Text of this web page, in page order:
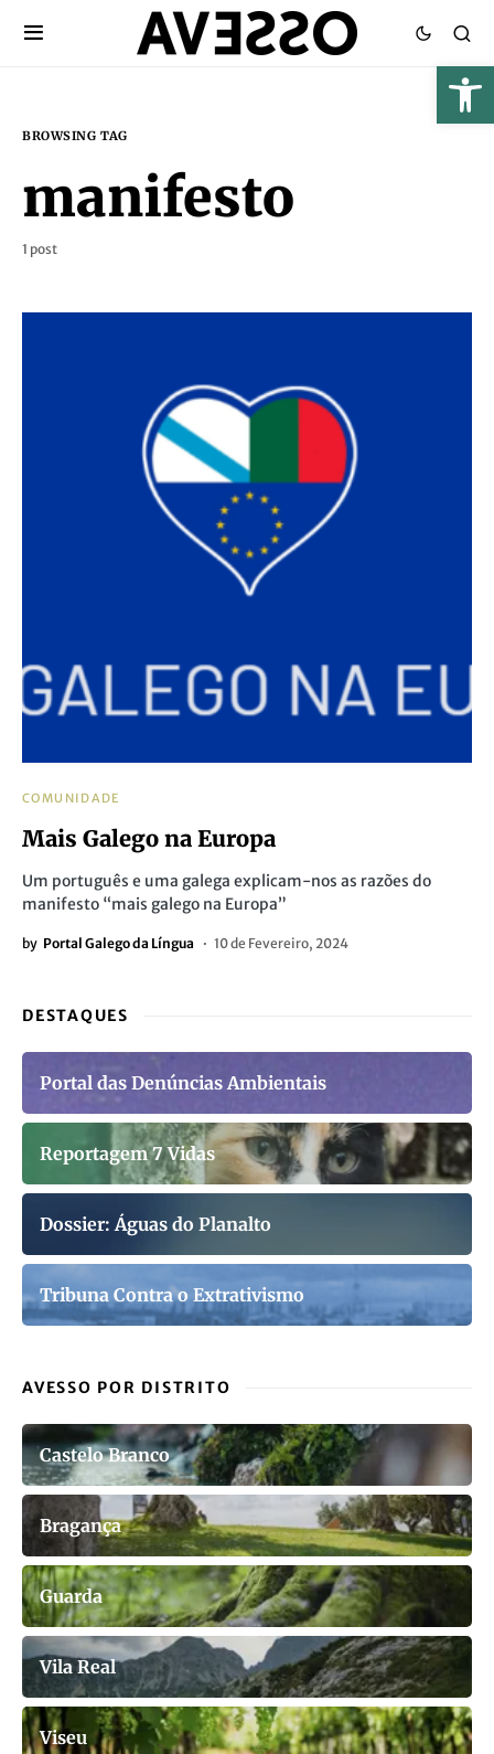
BROWSING TAG
manifesto
1 post
COMUNIDADE
Mais Galego na Europa
Um português e uma galega explicam-nos as razões do
manifesto “mais galego na Europa”
by Portal Galego da Língua 10 de Fevereiro, 2024
DESTAQUES
Portal das Denúncias Ambientais
Reportagem 7 Vidas
Dossier: Águas do Planalto
Tribuna Contra o Extrativismo
AVESSO POR DISTRITO
Castelo Branco
Bragança
Guarda
Vila Real
Viseu